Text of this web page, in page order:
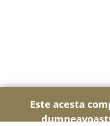
Este acesta